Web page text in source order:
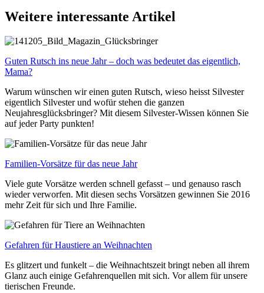
Weitere interessante Artikel
Guten Rutsch ins neue Jahr – doch was bedeutet das eigentlich,
Mama?
Warum wünschen wir einen guten Rutsch, wieso heisst Silvester
eigentlich Silvester und wofür stehen die ganzen
Neujahresglücksbringer? Mit diesem Silvester-Wissen können Sie
auf jeder Party punkten!
Familien-Vorsätze für das neue Jahr
Viele gute Vorsätze werden schnell gefasst – und genauso rasch
wieder verworfen. Mit diesen sechs Vorsätzen gewinnen Sie 2016
mehr Zeit für sich und Ihre Familie.
Gefahren für Haustiere an Weihnachten
Es glitzert und funkelt – die Weihnachtszeit bringt neben all ihrem
Glanz auch einige Gefahrenquellen mit sich. Vor allem für unsere
tierischen Freunde.